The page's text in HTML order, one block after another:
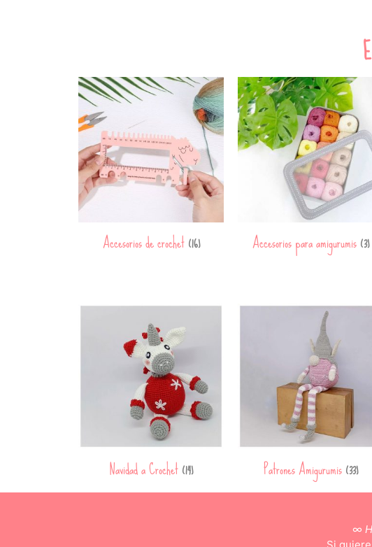
Accesorios de crochet(16) Accesorios para amigurumis(3)
Navidad a Crochet(14) Patrones Amigurumis(33)
∞